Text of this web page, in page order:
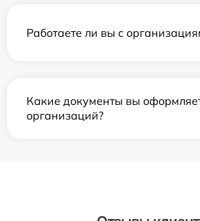
Работаете ли вы с
Какие документы вы
организаций?